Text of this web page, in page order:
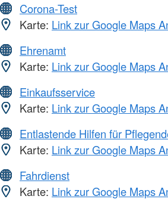
Corona-Test
Karte: Link zur Google Maps
Ehrenamt
Karte: Link zur Google Maps
Einkaufsservice
Karte: Link zur Google Maps
Entlastende Hilfen für
Karte: Link zur Google Maps
Fahrdienst
Karte: Link zur Google Maps